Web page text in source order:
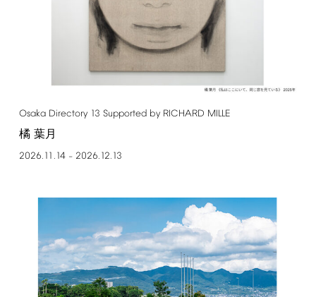
Osaka Directory 13 Supported by RICHARD MILLE
橘 葉月
2026.11.14– 2026.12.13